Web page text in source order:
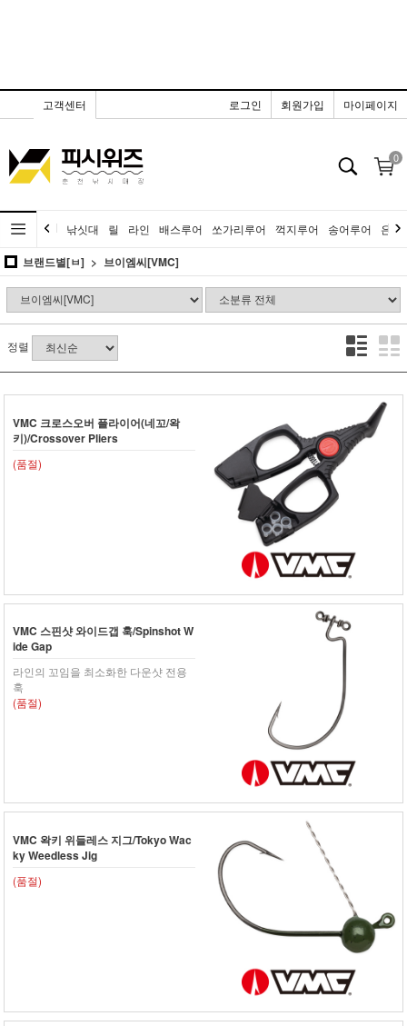
고객센터 로그인 회원가입 마이페이지
0
낚싯대 릴 라인 배스루어 쏘가리루어 꺽지루어 송어루어 은어
브랜드별[ㅂ] 브이엠씨[VMC]
정렬
VMC 크로스오버 플라이어(네꼬/왁
키)/Crossover Pliers
(품절)
VMC 스핀샷 와이드갭 훅/Spinshot W
ide Gap
라인의 꼬임을 최소화한 다운샷 전용
훅
(품절)
VMC 왁키 위들레스 지그/Tokyo Wac
ky Weedless Jig
(품절)